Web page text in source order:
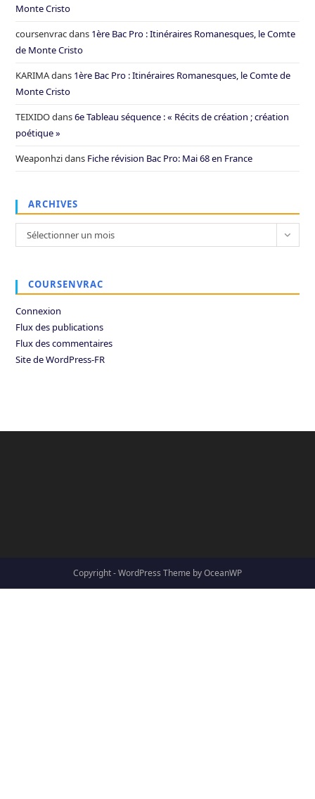
Monte Cristo
coursenvracdans 1ère Bac Pro : Itinéraires Romanesques, le Comte
de Monte Cristo
KARIMAdans 1ère Bac Pro : Itinéraires Romanesques, le Comte de
Monte Cristo
TEIXIDOdans6e Tableau séquence : « Récits de création ; création
poétique »
Weaponhzidans Fiche révision Bac Pro: Mai 68 en France
ARCHIVES
Archives
Sélectionner un mois
COURSENVRAC
Connexion
Flux des publications
Flux des commentaires
Site de WordPress-FR
Copyright - WordPress Theme by OceanWP